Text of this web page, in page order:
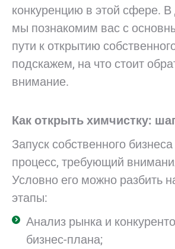
конкуренцию в этой сфере. В
мы познакомим вас с
пути к открытию
подскажем, на что стоит
внимание.
Как открыть химчистку:
Запуск собственного
процесс, требующий
Условно его можно разбить
этапы:
Анализ рынка и
бизнес-плана;